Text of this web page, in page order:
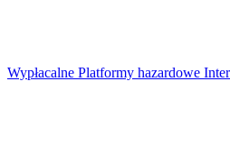
Wypłacalne Platformy hazardowe